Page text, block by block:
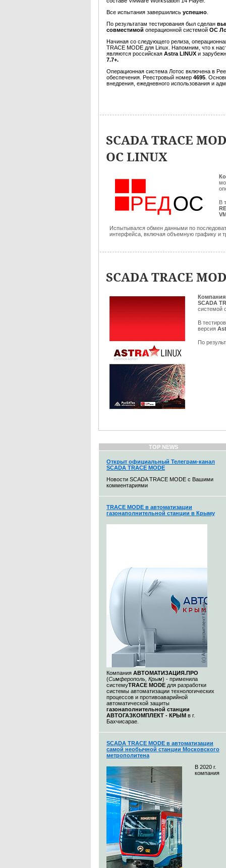
Все испытания завершились успешно
По результатам тестирования был сделан
совместимой операционной системой ОС
Начиная со следующего релиза,
TRACE MODE для Linux. Напомним, что к
являются российская Astra LINUX и
7.7+.
Операционная система Лотос включена в
обеспечения. Реестровый номер 4695 .
внедрения, ежедневного использования и
SCADA TRACE
ОС LINUX
В
Испытывался обмен данными по
интерфейса, включая объемную графику и
SCADA TRACE
Компания
SCADA
системой
В
версия
По
TOP NEWS
Открыт официальный Телеграм-канал
SCADA TRACE MODE
Новости SCADA TRACE MODE с Вашими
комментариями
TRACE MODE в автоматизации
газонаполнительной станции в Крыму
Компания АВТОМАТИЗАЦИЯ.ПРО
(Симферополь, Крым) - применила
системуTRACE MODE для разработки
системы автоматизации технологических
процессов и противоаварийной
автоматической защиты
газонаполнительной станции
АВТОГАЗКОМПЛЕКТ - КРЫМ в г.
Бахчисарае.
SCADA TRACE MODE в автоматизации
самой необычной станции Московского
метрополитена
В 2020 г.
компания